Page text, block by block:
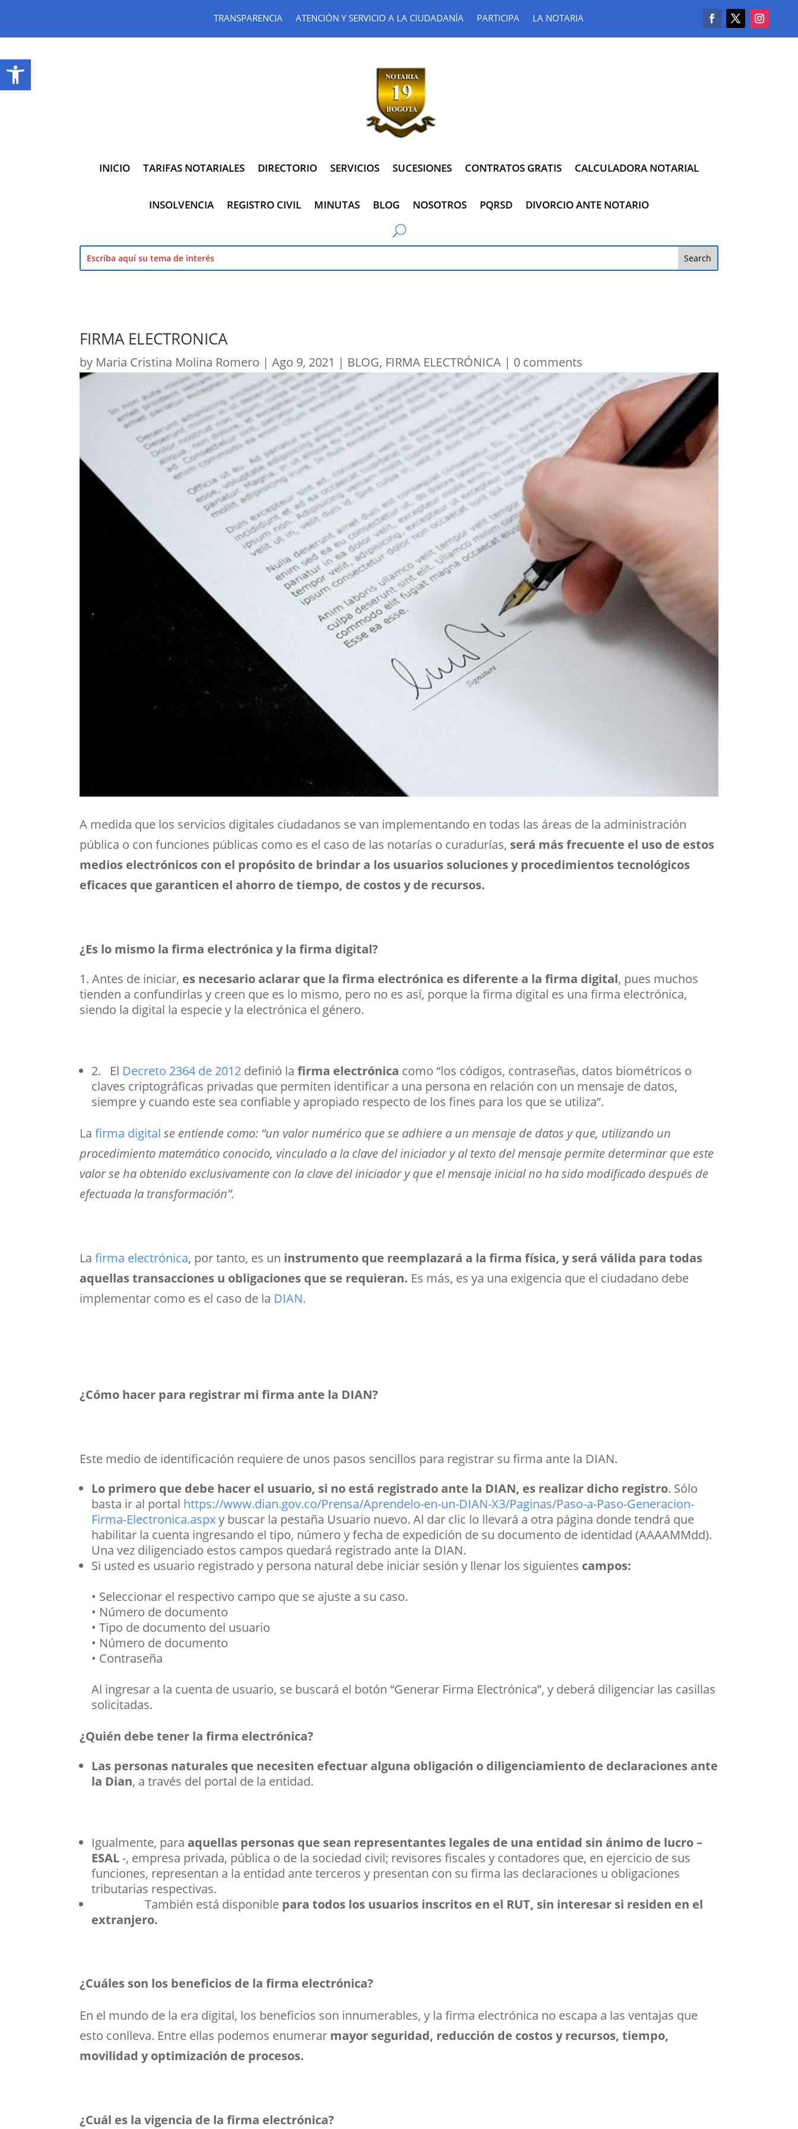
Abrir barra de herramientas
TRANSPARENCIA ATENCIÓN Y SERVICIO A LA CIUDADANÍA PARTICIPA LA NOTARIA
INICIO TARIFAS NOTARIALES DIRECTORIO SERVICIOS SUCESIONES CONTRATOS GRATIS CALCULADORA NOTARIAL
INSOLVENCIA REGISTRO CIVIL MINUTAS BLOG NOSOTROS PQRSD DIVORCIO ANTE NOTARIO
FIRMA ELECTRONICA
by Maria Cristina Molina Romero |Ago 9, 2021 | BLOG, FIRMA ELECTRÓNICA | 0 comments
A medida que los servicios digitales ciudadanos se van implementando en todas las áreas de la administración
pública o con funciones públicas como es el caso de las notarías o curadurías, será más frecuente el uso de estos
medios electrónicos con el propósito de brindar a los usuarios soluciones y procedimientos tecnológicos
eficaces que garanticen el ahorro de tiempo, de costos y de recursos.
¿Es lo mismo la firma electrónica y la firma digital?
Antes de iniciar, es necesario aclarar que la firma electrónica es diferente a la firma digital, pues muchos
tienden a confundirlas y creen que es lo mismo, pero no es así, porque la firma digital es una firma electrónica,
siendo la digital la especie y la electrónica el género.
2. El Decreto 2364 de 2012 definió lafirma electrónica como“los códigos, contraseñas, datos biométricos o
claves criptográficas privadas que permiten identificar a una persona en relación con un mensaje de datos,
siempre y cuando este sea confiable y apropiado respecto de los fines para los que se utiliza”.
La firma digital se entiende como: “un valor numérico que se adhiere a un mensaje de datos y que, utilizando un
procedimiento matemático conocido, vinculado a la clave del iniciador y al texto del mensaje permite determinar que este
valor se ha obtenido exclusivamente con la clave del iniciador y que el mensaje inicial no ha sido modificado después de
efectuada la transformación”.
La firma electrónica, por tanto, es un instrumento que reemplazará a la firma física, y será válida para todas
aquellas transacciones u obligaciones que se requieran. Es más, es ya una exigencia que el ciudadano debe
implementar como es el caso de la DIAN.
¿Cómo hacer para registrar mi firma ante la DIAN?
Este medio de identificación requiere de unos pasos sencillos para registrar su firma ante la DIAN.
Lo primero que debe hacer el usuario, si no está registrado ante la DIAN, es realizar dicho registro. Sólo
basta ir al portal https://www.dian.gov.co/Prensa/Aprendelo-en-un-DIAN-X3/Paginas/Paso-a-Paso-Generacion-
Firma-Electronica.aspxy buscar la pestaña Usuario nuevo. Al dar clic lo llevará a otra página donde tendrá que
habilitar la cuenta ingresando el tipo, número y fecha de expedición de su documento de identidad (AAAAMMdd).
Una vez diligenciado estos campos quedará registrado ante la DIAN.
Si usted es usuario registrado y persona natural debe iniciar sesión y llenar los siguientes campos:
• Seleccionar el respectivo campo que se ajuste a su caso.
• Número de documento
• Tipo de documento del usuario
• Número de documento
• Contraseña
Al ingresar a la cuenta de usuario, se buscará el botón “Generar Firma Electrónica”, y deberá diligenciar las casillas
solicitadas.
¿Quién debe tener la firma electrónica?
Las personas naturales que necesiten efectuar alguna obligación o diligenciamiento de declaraciones ante
la Dian, a través del portal de la entidad.
Igualmente, para aquellas personas que sean representantes legales de una entidad sin ánimo de lucro –
ESAL-, empresa privada, pública o de la sociedad civil; revisores fiscales y contadores que, en ejercicio de sus
funciones, representan a la entidad ante terceros y presentan con su firma las declaraciones u obligaciones
tributarias respectivas.
También está disponible para todos los usuarios inscritos en el RUT, sin interesar si residen en el
extranjero.
¿Cuáles son los beneficios de la firma electrónica?
En el mundo de la era digital, los beneficios son innumerables, y la firma electrónica no escapa a las ventajas que
esto conlleva. Entre ellas podemos enumerar mayor seguridad, reducción de costos y recursos, tiempo,
movilidad y optimización de procesos.
¿Cuál es la vigencia de la firma electrónica?